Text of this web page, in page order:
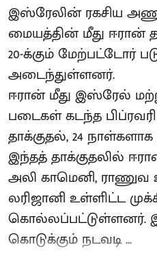
இஸ்ரேலின் ரகசிய
மையத்தின் மீது ஈரான்
20-க்கும் மேற்பட்டோர்
அடைந்துள்ளனர்.
ஈரான் மீது இஸ்ரேல்
படைகள் கடந்த
தாக்குதல், 24 நாள்களாக
இந்தத் தாக்குதலில்
அலி காமெனி,
லரிஜானி உள்ளிட்ட
கொல்லப்பட்டுள்ளனர்.
கொடுக்கும் நடவடி ...